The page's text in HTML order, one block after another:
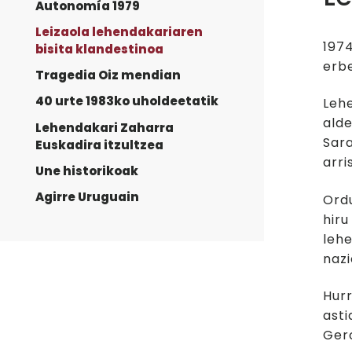
Autonomía 1979
Leizaola lehendakariaren
bisita klandestinoa
Tragedia Oiz mendian
40 urte 1983ko uholdeetatik
Lehendakari Zaharra
Euskadira itzultzea
Une historikoak
Agirre Uruguain